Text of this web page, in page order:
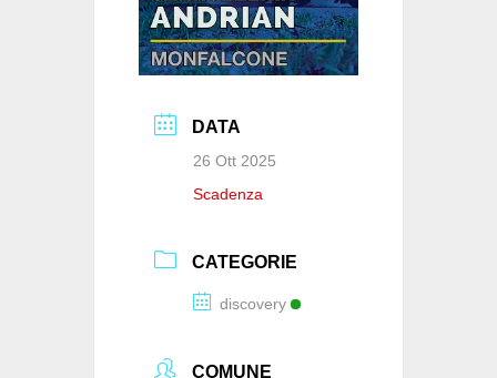
DATA
26 Ott 2025
Scadenza
CATEGORIE
discovery
COMUNE